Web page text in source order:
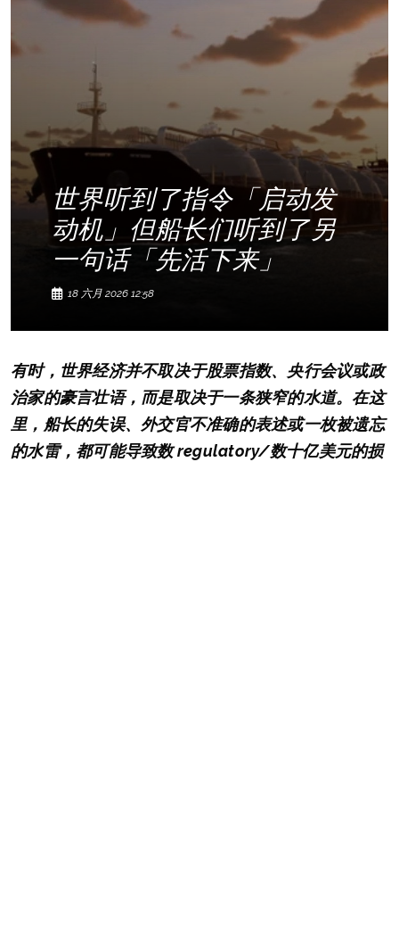
世界听到了指令「启动发
动机」但船长们听到了另
一句话「先活下来」
18 六月 2026 12:58
有时，世界经济并不取决于股票指数、央行会议或政
治家的豪言壮语，而是取决于一条狭窄的水道。在这
里，船长的失误、外交官不准确的表述或一枚被遗忘
的水雷，都可能导致数 regulatory/数十亿美元的损